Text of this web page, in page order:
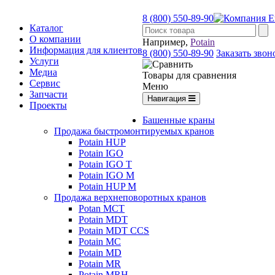
Каталог
О компании
Информация для клиентов
Услуги
Медиа
Сервис
Запчасти
Проекты
8 (800) 550-89-90
Например, Potain
8 (800) 550-89-90 Заказать
Товары для сравнения
Меню
Навигация
Башенные краны
Продажа быстромонтируемых кранов
Potain HUP
Potain IGO
Potain IGO T
Potain IGO M
Potain HUP M
Продажа верхнеповоротных кранов
Potan MCT
Potain MDT
Potain MDT CCS
Potain MC
Potain MD
Potain MR